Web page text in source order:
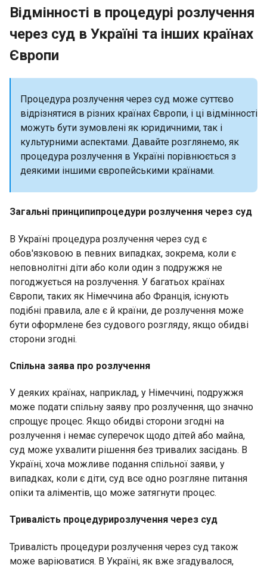
Відмінності в процедурі розлучення
через суд в Україні та інших країнах
Європи
Процедура розлучення через суд може суттєво
відрізнятися в різних країнах Європи, і ці відмінності
можуть бути зумовлені як юридичними, так і
культурними аспектами. Давайте розглянемо, як
процедура розлучення в Україні порівнюється з
деякими іншими європейськими країнами.
Загальні принципипроцедури розлучення через суд
В Україні процедура розлучення через суд є
обов'язковою в певних випадках, зокрема, коли є
неповнолітні діти або коли один з подружжя не
погоджується на розлучення. У багатьох країнах
Європи, таких як Німеччина або Франція, існують
подібні правила, але є й країни, де розлучення може
бути оформлене без судового розгляду, якщо обидві
сторони згодні.
Спільна заява про розлучення
У деяких країнах, наприклад, у Німеччині, подружжя
може подати спільну заяву про розлучення, що значно
спрощує процес. Якщо обидві сторони згодні на
розлучення і немає суперечок щодо дітей або майна,
суд може ухвалити рішення без тривалих засідань. В
Україні, хоча можливе подання спільної заяви, у
випадках, коли є діти, суд все одно розгляне питання
опіки та аліментів, що може затягнути процес.
Тривалість процедурирозлучення через суд
Тривалість процедури розлучення через суд також
може варіюватися. В Україні, як вже згадувалося,